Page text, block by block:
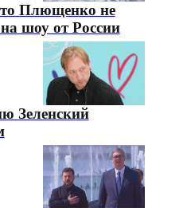
Плющенко не
шоу от России
Зеленский